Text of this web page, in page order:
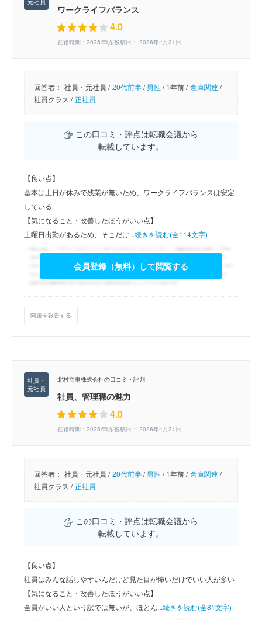
ワークライフバランス
4.0
在籍時期：2025年頃/投稿日： 2026年4月21日
回答者： 社員・元社員 / 20代前半/男性/1年前 / 倉庫関連 /
社員クラス / 正社員
この口コミ・評点は転職会議から
転載しています。
【良い点】
基本は土日が休みで残業が無いため、ワークライフバランスは安定
している
【気になること・改善したほうがいい点】
土曜日出勤があるため、そこだけ...続きを読む(全114文字)
会員登録（無料）して閲覧する
問題を報告する
北村商事株式会社の口コミ・評判
社員、管理職の魅力
4.0
在籍時期：2025年頃/投稿日： 2026年4月21日
回答者： 社員・元社員 / 20代前半/男性/1年前 / 倉庫関連 /
社員クラス / 正社員
この口コミ・評点は転職会議から
転載しています。
【良い点】
社員はみんな話しやすいんだけど見た目が怖いだけでいい人が多い
【気になること・改善したほうがいい点】
全員がいい人という訳では無いが、ほとん...続きを読む(全81文字)